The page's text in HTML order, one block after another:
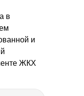
в
и
ЖКХ